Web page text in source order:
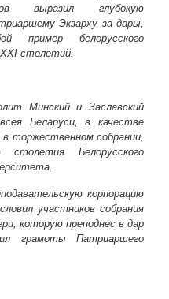
выразил глубокую
Экзарху за дары,
пример белорусского
XXI столетий.
Минский и Заславский
Беларуси, в качестве
торжественном собрании,
столетия Белорусского
корпорацию
участников собрания
которую преподнес в дар
грамоты Патриаршего